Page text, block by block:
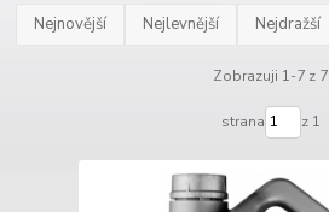
Nejnovější Nejlevnější Nejdražší
Zobrazuji 1-7 z 7
strana z 1